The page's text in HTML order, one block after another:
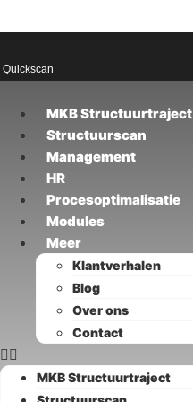
Quickscan
MKB Structuurtraject
Structuurscan
Management
HR
Procesoptimalisatie
Modules
Meer
Klantverhalen
Blog
Over ons
Contact
MKB Structuurtraject